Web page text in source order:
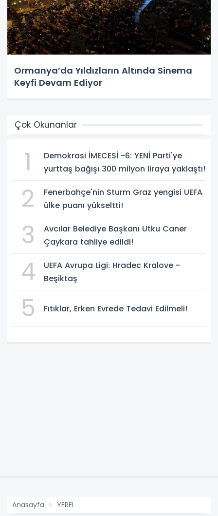
Ormanya’da Yıldızların Altında Sinema
Keyfi Devam Ediyor
Çok Okunanlar
1
Demokrasi İMECESİ -6: YENİ Parti'ye
yurttaş bağışı 300 milyon liraya yaklaştı!
2
Fenerbahçe'nin Sturm Graz yengisi UEFA
ülke puanı yükseltti!
3
Avcılar Belediye Başkanı Utku Caner
Çaykara tahliye edildi!
4
UEFA Avrupa Ligi: Hradec Kralove -
Beşiktaş
5 Fıtıklar, Erken Evrede Tedavi Edilmeli!
Anasayfa YEREL